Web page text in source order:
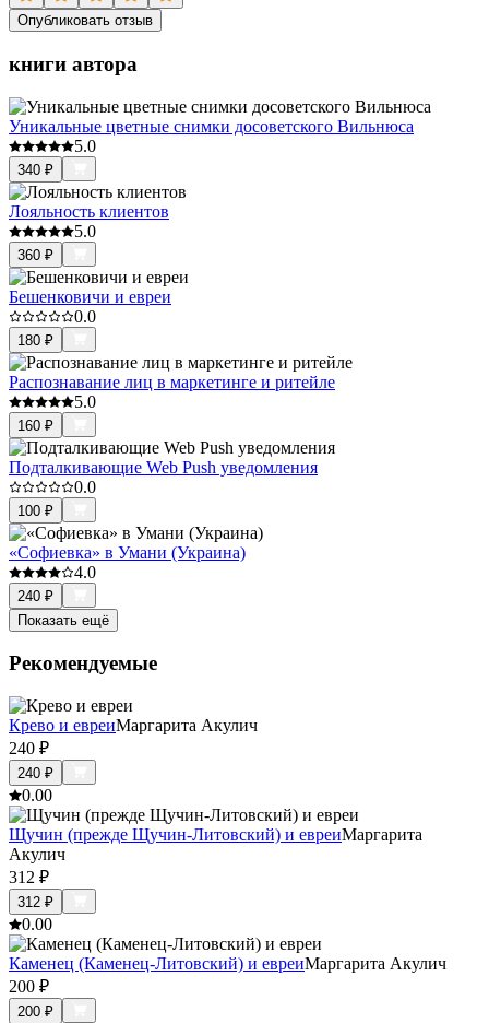
Опубликовать отзыв
книги автора
Уникальные цветные снимки досоветского Вильнюса
5.0
340 ₽
Лояльность клиентов
5.0
360 ₽
Бешенковичи и евреи
0.0
180 ₽
Распознавание лиц в маркетинге и ритейле
5.0
160 ₽
Подталкивающие Web Push уведомления
0.0
100 ₽
«Софиевка» в Умани (Украина)
4.0
240 ₽
Показать ещё
Рекомендуемые
Крево и евреиМаргарита Акулич
240 ₽
240 ₽
0.00
Щучин (прежде Щучин-Литовский) и евреиМаргарита
Акулич
312 ₽
312 ₽
0.00
Каменец (Каменец-Литовский) и евреиМаргарита Акулич
200 ₽
200 ₽